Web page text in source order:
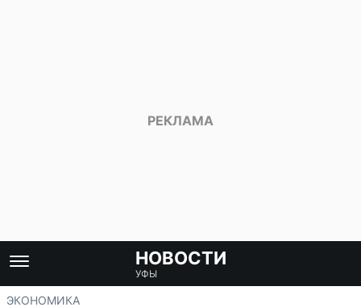
НОВОСТИ
УФЫ
ЭКОНОМИКА